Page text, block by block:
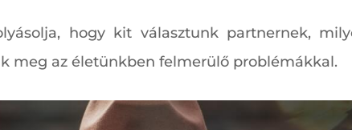
hogy kit választunk partnernek,
meg az életünkben felmerülő problémákkal.